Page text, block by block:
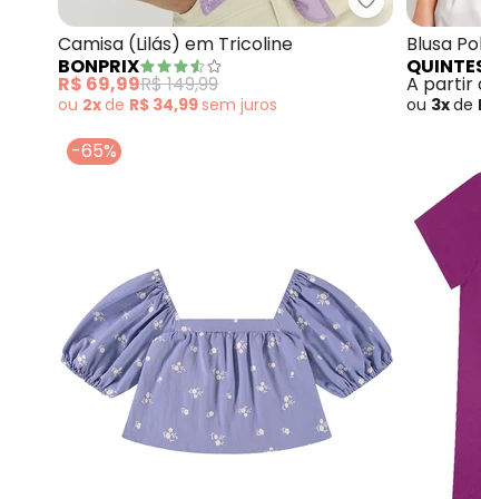
bonprix -
Camisa (Lilás) em Tricoline
BONPRIX
R$ 69,99R$ 149,99
ou 2xde R$ 34,99sem juros
Blusa
A partir
ou 3xde
-65%